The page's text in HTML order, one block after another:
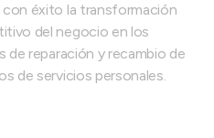
éxito la transformación
del negocio en los
de reparación y recambio de
de servicios personales.